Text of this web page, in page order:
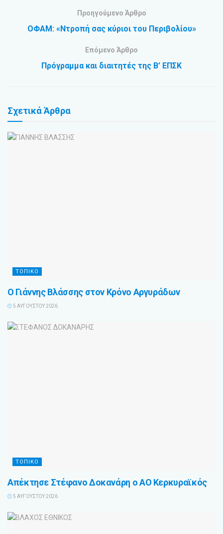
Προηγούμενο Άρθρο
ΟΦΑΜ: «Ντροπή σας κύριοι του Περιβολίου»
Επόμενο Άρθρο
Πρόγραμμα και διαιτητές της Β’ ΕΠΣΚ
ΣχετικάΆρθρα
ΤΟΠΙΚΟ
Ο Γιάννης Βλάσσης στον Κρόνο Αργυράδων
5 ΑΥΓΟΎΣΤΟΥ 2026
ΤΟΠΙΚΟ
Απέκτησε Στέφανο Δοκανάρη ο ΑΟ Κερκυραϊκός
5 ΑΥΓΟΎΣΤΟΥ 2026